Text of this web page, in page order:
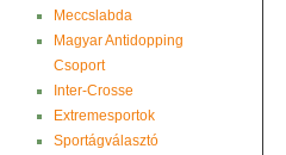
Meccslabda
Magyar Antidopping
Csoport
Inter-Crosse
Extremesportok
Sportágválasztó